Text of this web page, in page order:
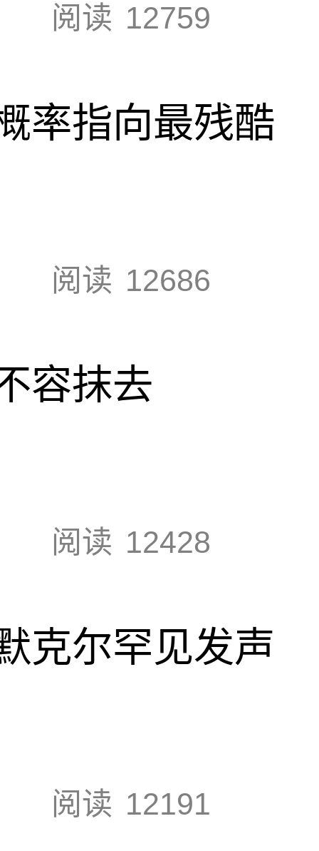
阅读 12759
率指向最残酷
阅读 12686
容抹去
阅读 12428
克尔罕见发声
阅读 12191